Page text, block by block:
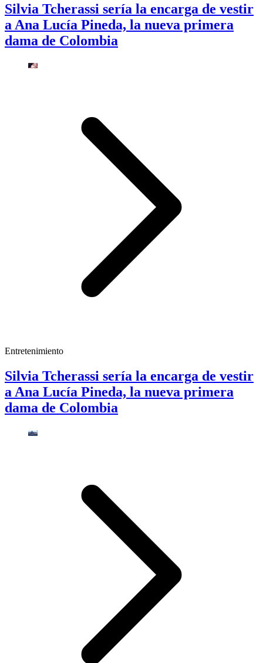
Silvia Tcherassi sería la encarga de vestir
a Ana Lucía Pineda, la nueva primera
dama de Colombia
Entretenimiento
Silvia Tcherassi sería la encarga de vestir
a Ana Lucía Pineda, la nueva primera
dama de Colombia